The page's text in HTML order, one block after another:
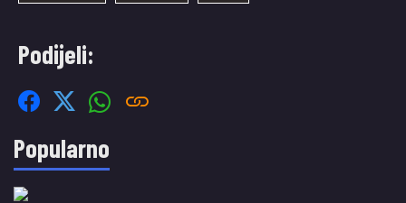
Podijeli:
Popularno